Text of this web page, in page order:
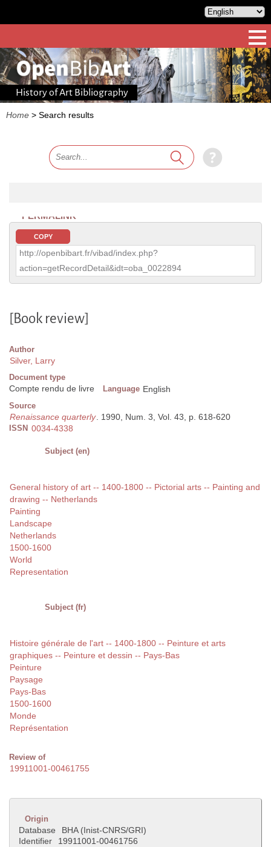
History of Art Bibliography
Home > Search results
PERMALINK
COPY
http://openbibart.fr/vibad/index.php?
action=getRecordDetail&idt=oba_0022894
[Book review]
Author
Silver, Larry
Document type
Compte rendu de livre Language English
Source
Renaissance quarterly. 1990, Num. 3, Vol. 43, p. 618-620
ISSN 0034-4338
Subject (en)
General history of art -- 1400-1800 -- Pictorial arts -- Painting and
drawing -- Netherlands
Painting
Landscape
Netherlands
1500-1600
World
Representation
Subject (fr)
Histoire générale de l'art -- 1400-1800 -- Peinture et arts
graphiques -- Peinture et dessin -- Pays-Bas
Peinture
Paysage
Pays-Bas
1500-1600
Monde
Représentation
Review of
19911001-00461755
Origin
Database
BHA (Inist-CNRS/GRI)
Identifier
19911001-00461756